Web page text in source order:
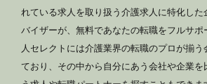
れている求人を取り扱う介護求人に特化した
バイザーが、無料であなたの転職をフルサ
人セレクトには介護業界の転職のプロが揃
ており、その中から自分にあう会社や企業を